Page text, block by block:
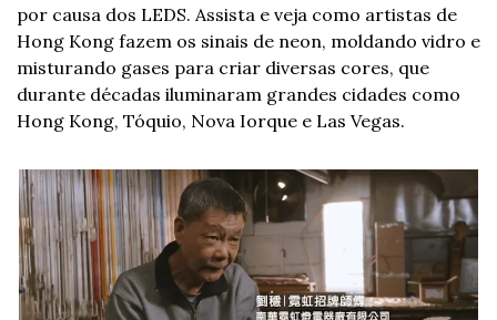
por causa dos LEDS. Assista e veja como artistas de
Hong Kong fazem os sinais de neon, moldando vidro e
misturando gases para criar diversas cores, que
durante décadas iluminaram grandes cidades como
Hong Kong, Tóquio, Nova Iorque e Las Vegas.